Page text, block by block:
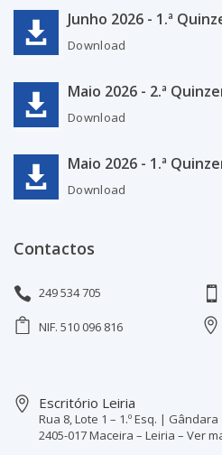
Junho 2026 - 1.ª
Download
Maio 2026 - 2.ª
Download
Maio 2026 - 1.ª
Download
Contactos
249 534 705
NIF. 510 096 816
Escritório Leiria
Rua 8, Lote 1 – 1.º Esq. | Gândara
2405-017 Maceira – Leiria – Ver